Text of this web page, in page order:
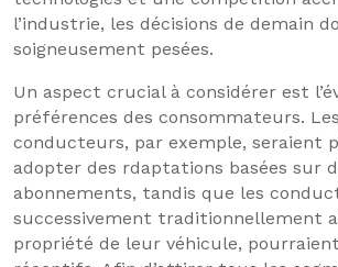
l’industrie, les décisions de demain
soigneusement pesées.
Un aspect crucial à considérer est
préférences des consommateurs.
conducteurs, par exemple, seraient
adopter des rdaptations basées sur
abonnements, tandis que les
successivement traditionnellement
propriété de leur véhicule,